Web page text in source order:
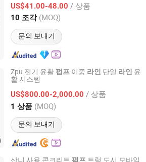
US$41.00-48.00 / 상품
10 조각 (MOQ)
문의 보내기
이후 2026
Zpu 전기 윤활 펌프 이중 라인 단일 라인 윤
활 시스템
US$800.00-2,000.00 / 상품
1 상품 (MOQ)
문의 보내기
Equipment Co., Ltd.
이후 2020
산니 사용 콘크리트 펌프 트럭 도시 모바일